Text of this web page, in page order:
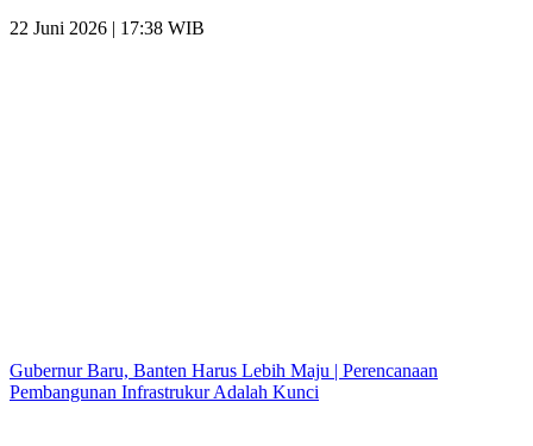
22 Juni 2026 | 17:38 WIB
Gubernur Baru, Banten Harus Lebih Maju | Perencanaan
Pembangunan Infrastrukur Adalah Kunci